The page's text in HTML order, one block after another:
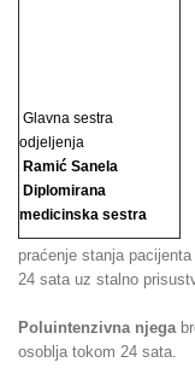
Glavna sestra
odjeljenja
Ramić Sanela
Diplomirana
medicinska sestra
praćenje stanja
24 sata uz stalno
Poluintenzivna njega
osoblja tokom 24 sata.